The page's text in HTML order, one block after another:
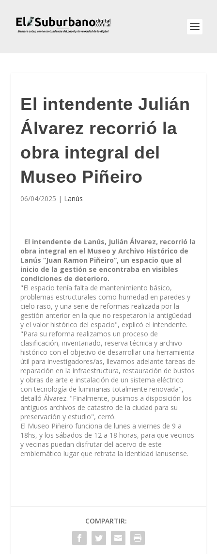
El intendente Julián
Álvarez recorrió la
obra integral del
Museo Piñeiro
06/04/2025 | Lanús
El intendente de Lanús, Julián Álvarez, recorrió la
obra integral en el Museo y Archivo Histórico de
Lanús “Juan Ramon Piñeiro”, un espacio que al
inicio de la gestión se encontraba en visibles
condiciones de deterioro.
"El espacio tenía falta de mantenimiento básico,
problemas estructurales como humedad en paredes y
cielo raso, y una serie de reformas realizada por la
gestión anterior en la que no respetaron la antigüedad
y el valor histórico del espacio", explicó el intendente.
"Para su reforma realizamos un proceso de
clasificación, inventariado, reserva técnica y archivo
histórico con el objetivo de desarrollar una herramienta
útil para investigadores/as, llevamos adelante tareas de
reparación en la infraestructura, restauración de bustos
y obras de arte e instalación de un sistema eléctrico
con tecnología de luminarias totalmente renovada",
detalló Álvarez. "Finalmente, pusimos a disposición los
antiguos archivos de catastro de la ciudad para su
preservación y estudio", cerró.
El Museo Piñeiro funciona de lunes a viernes de 9 a
18hs, y los sábados de 12 a 18 horas, para que vecinos
y vecinas puedan disfrutar del acervo de este
emblemático lugar que retrata la identidad lanusense.
COMPARTIR: